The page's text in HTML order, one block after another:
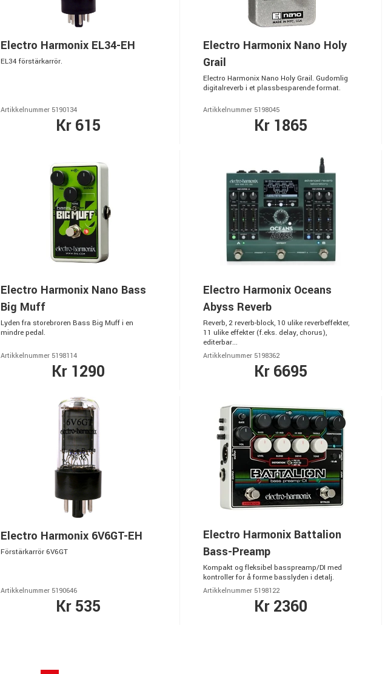
Electro Harmonix EL34-EH
EL34 förstärkarrör.
Artikkelnummer 5190134
Kr 615
Electro Harmonix Nano Holy
Grail
Electro Harmonix Nano Holy Grail. Gudomlig
digitalreverb i et plassbesparende format.
Artikkelnummer 5198045
Kr 1865
Electro Harmonix Nano Bass
Big Muff
Lyden fra storebroren Bass Big Muff i en
mindre pedal.
Artikkelnummer 5198114
Kr 1290
Electro Harmonix Oceans
Abyss Reverb
Reverb, 2 reverb-block, 10 ulike reverbeffekter,
11 ulike effekter (f.eks. delay, chorus),
editerbar...
Artikkelnummer 5198362
Kr 6695
Electro Harmonix 6V6GT-EH
Förstärkarrör 6V6GT
Artikkelnummer 5190646
Kr 535
Electro Harmonix Battalion
Bass-Preamp
Kompakt og fleksibel basspreamp/DI med
kontroller for å forme basslyden i detalj.
Artikkelnummer 5198122
Kr 2360